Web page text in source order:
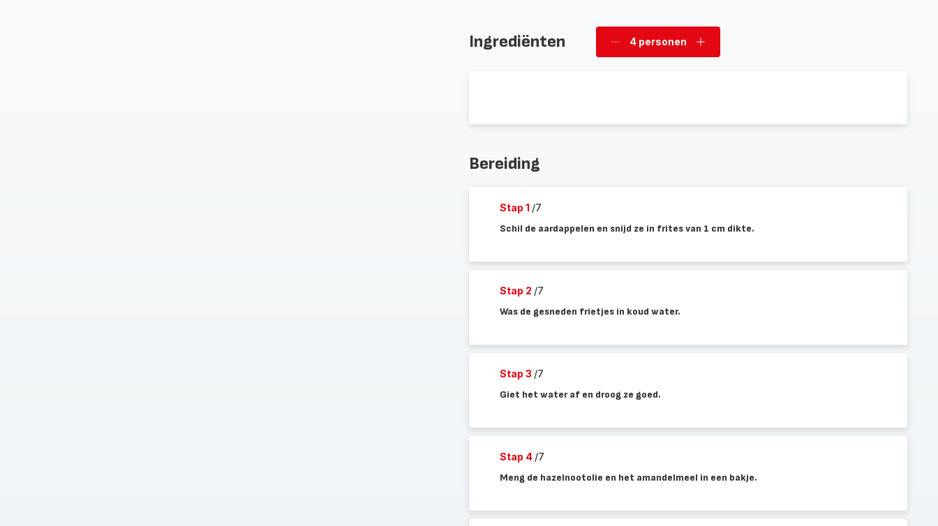
Ingrediënten
Verwijder
4 personen
Voeg
Bereiding
Stap 1 /7
Schil de aardappelen en snijd ze in frites van 1 cm dikte.
Stap 2 /7
Was de gesneden frietjes in koud water.
Stap 3 /7
Giet het water af en droog ze goed.
Stap 4 /7
Meng de hazelnootolie en het amandelmeel in een bakje.